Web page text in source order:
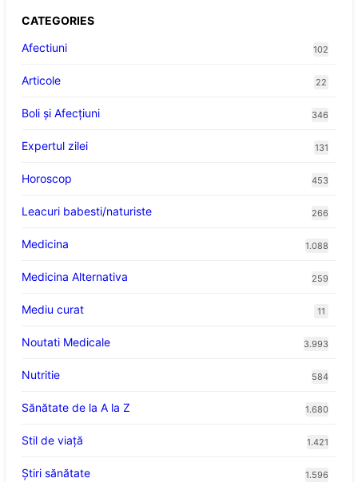
CATEGORIES
Afectiuni
102
Articole 22
Boli și Afecțiuni 346
Expertul zilei 131
Horoscop 453
Leacuri babesti/naturiste 266
Medicina 1.088
Medicina Alternativa 259
Mediu curat 11
Noutati Medicale 3.993
Nutritie 584
Sănătate de la A la Z 1.680
Stil de viaţă 1.421
Ştiri sănătate 1.596